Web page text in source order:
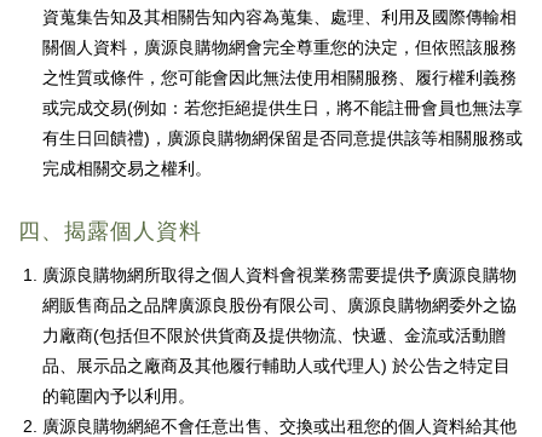
資蒐集告知及其相關告知內容為蒐集、處理、利用及國際傳輸相
關個人資料，廣源良購物網會完全尊重您的決定，但依照該服務
之性質或條件，您可能會因此無法使用相關服務、履行權利義務
或完成交易(例如：若您拒絕提供生日，將不能註冊會員也無法享
有生日回饋禮)，廣源良購物網保留是否同意提供該等相關服務或
完成相關交易之權利。
四、揭露個人資料
廣源良購物網所取得之個人資料會視業務需要提供予廣源良購物
網販售商品之品牌廣源良股份有限公司、廣源良購物網委外之協
力廠商(包括但不限於供貨商及提供物流、快遞、金流或活動贈
品、展示品之廠商及其他履行輔助人或代理人) 於公告之特定目
的範圍內予以利用。
廣源良購物網絕不會任意出售、交換或出租您的個人資料給其他